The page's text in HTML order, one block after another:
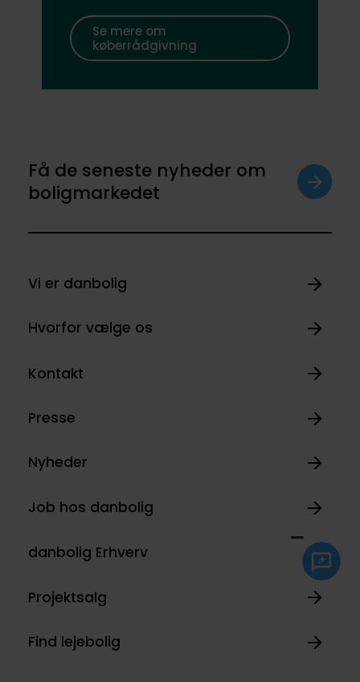
Se mere om
køberrådgivning
Få de seneste nyheder om
boligmarkedet
Vi er danbolig
Hvorfor vælge os
Kontakt
Presse
Nyheder
Job hos danbolig
danbolig Erhverv
Projektsalg
Find lejebolig